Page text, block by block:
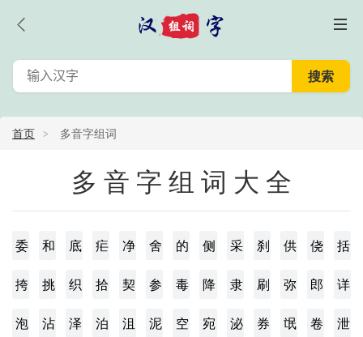
首页 多音字组词
多音字组词大全
委 和 底 疟 净 舍 的 侧 采 刹 供 侥 括
挎 挑 织 拾 契 参 毒 降 隶 刷 弥 郎 详
泡 沾 泽 泊 沮 泥 空 宛 泌 券 氓 卷 泄